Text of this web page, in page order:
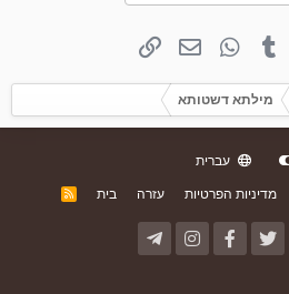
פינטרסט Tumblr
WhatsApp
אימייל
מילתא דשטותא
עברית
מדיניות הפרטיות עזרה בית
R